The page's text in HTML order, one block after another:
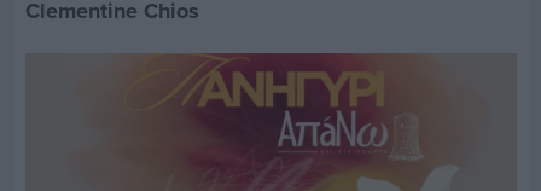
Clementine Chios